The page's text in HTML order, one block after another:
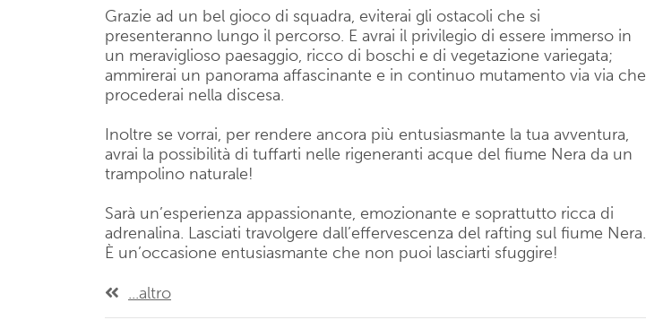
Grazie ad un bel gioco di squadra, eviterai gli ostacoli che si
presenteranno lungo il percorso. E avrai il privilegio di essere immerso in
un meraviglioso paesaggio, ricco di boschi e di vegetazione variegata;
ammirerai un panorama affascinante e in continuo mutamento via via che
procederai nella discesa.
Inoltre se vorrai, per rendere ancora più entusiasmante la tua avventura,
avrai la possibilità di tuffarti nelle rigeneranti acque del fiume Nera da un
trampolino naturale!
Sarà un’esperienza appassionante, emozionante e soprattutto ricca di
adrenalina. Lasciati travolgere dall’effervescenza del rafting sul fiume Nera.
È un’occasione entusiasmante che non puoi lasciarti sfuggire!
...altro